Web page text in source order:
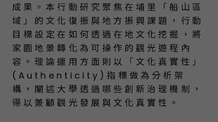
成果。本行動研究聚焦在埔里「船山區
域」的文化復振與地方振興課題，行動
目標設定在如何透過在地文化挖掘，將
家園地景轉化為可操作的觀光遊程內
容。理論運用方面則以「文化真實性」
(Authenticity)指標做為分析架
構，闡述大學透過哪些創新治理機制，
得以兼顧觀光發展與文化真實性。